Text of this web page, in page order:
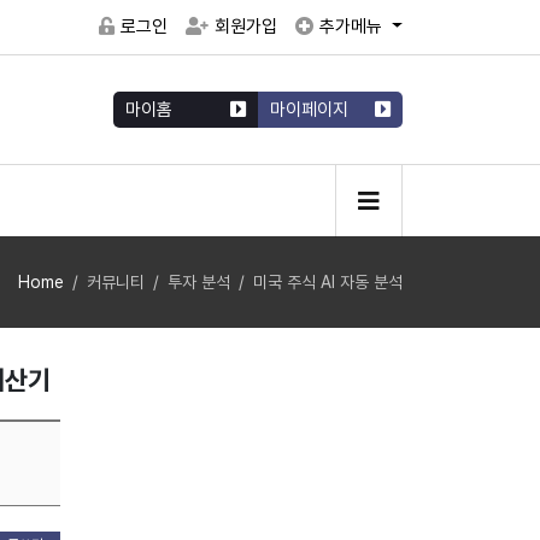
로그인 회원가입 추가메뉴
마이홈 마이페이지
Home 커뮤니티 투자 분석 미국 주식 AI 자동 분석
기